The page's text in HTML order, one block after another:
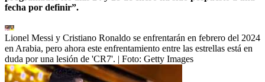
fecha por definir”.
Lionel Messi y Cristiano Ronaldo se enfrentarán en febrero del 2024
en Arabia, pero ahora este enfrentamiento entre las estrellas está en
duda por una lesión de 'CR7'. | Foto: Getty Images